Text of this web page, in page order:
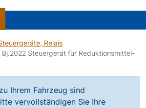
Relais
Steuergerät für Reduktionsmittel-
Ihrem Fahrzeug sind
vervollständigen Sie Ihre